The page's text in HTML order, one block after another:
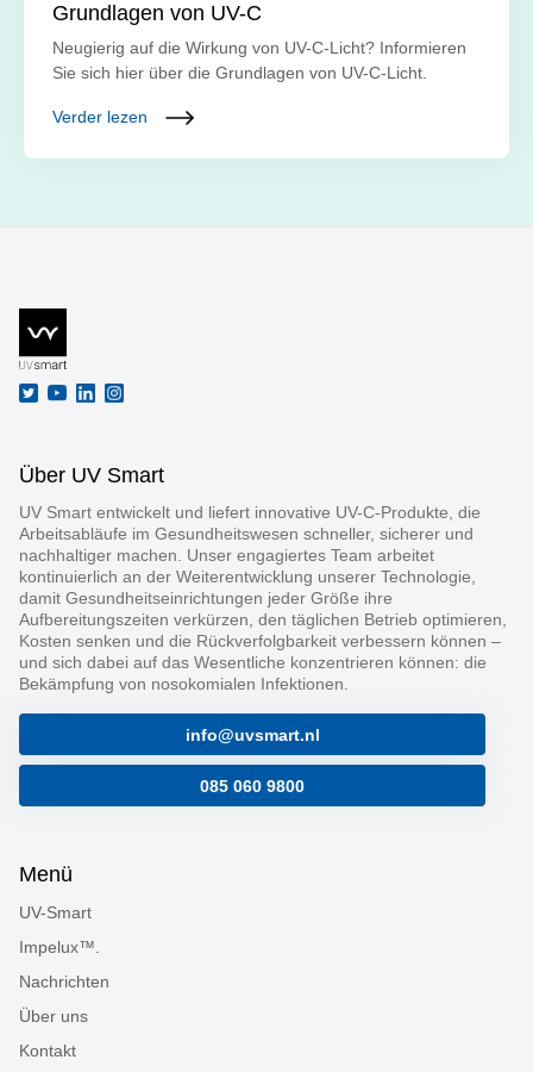
Grundlagen von UV-C
Neugierig auf die Wirkung von UV-C-Licht? Informieren
Sie sich hier über die Grundlagen von UV-C-Licht.
Verder lezen
Über UV Smart
UV Smart entwickelt und liefert innovative UV-C-Produkte, die
Arbeitsabläufe im Gesundheitswesen schneller, sicherer und
nachhaltiger machen. Unser engagiertes Team arbeitet
kontinuierlich an der Weiterentwicklung unserer Technologie,
damit Gesundheitseinrichtungen jeder Größe ihre
Aufbereitungszeiten verkürzen, den täglichen Betrieb optimieren,
Kosten senken und die Rückverfolgbarkeit verbessern können –
und sich dabei auf das Wesentliche konzentrieren können: die
Bekämpfung von nosokomialen Infektionen.
info@uvsmart.nl
085 060 9800
Menü
UV-Smart
Impelux™.
Nachrichten
Über uns
Kontakt